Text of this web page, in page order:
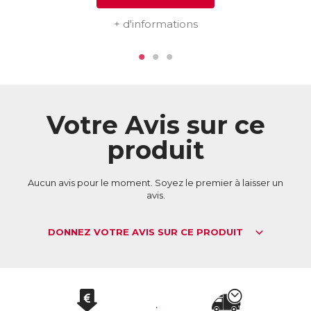
cosmétiques naturels contenant les mêmes actifs végétaux
+ d'informations
Votre Avis sur ce
produit
Aucun avis pour le moment. Soyez le premier à laisser un
avis.
DONNEZ VOTRE AVIS SUR CE PRODUIT